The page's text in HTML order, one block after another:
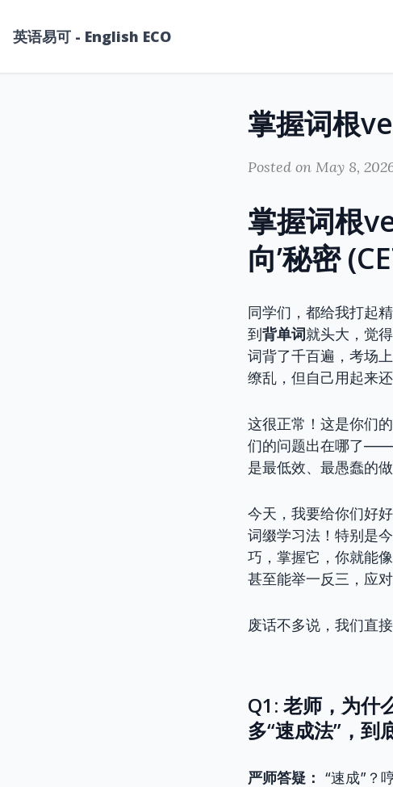
英语易可 - English ECO
Posted on May 8,
掌握词根
向’秘密
同学们，都给我打起
到背单词就头大，觉
词背了千百遍，考场
缭乱，但自己用起来
这很正常！这是你们
们的问题出在哪了——
是最低效、最愚蠢的
今天，我要给你们好
词缀学习法！特别是
巧，掌握它，你就能
甚至能举一反三，应
废话不多说，我们直
Q1: 老师，为什
多“速成法”，到
严师答疑：
“速成”？